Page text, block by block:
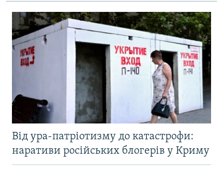
Від ура-патріотизму до катастрофи:
наративи російських блогерів у Криму